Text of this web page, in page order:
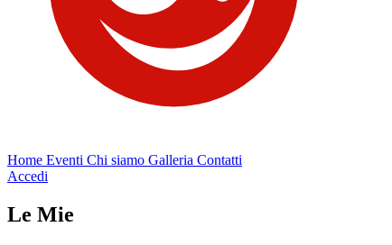
Home Eventi Chi siamo Galleria Contatti
Accedi
Le Mie